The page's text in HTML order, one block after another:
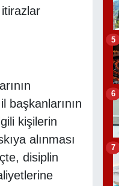
kişilerin
alınması
disiplin
5
6
7